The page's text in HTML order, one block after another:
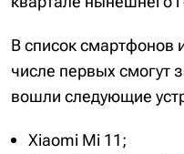
В список смартфонов
числе первых смогут
вошли следующие
Xiaomi Mi 11;